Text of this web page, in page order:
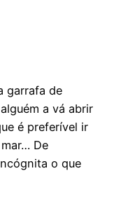
garrafa de
a vá abrir
é preferível ir
De
o que